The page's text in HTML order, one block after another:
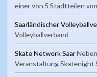
einer von 5 Stadtteilen
Saarländischer
Volleyballverband
Skate Network Saar
Veranstaltung Skatenight